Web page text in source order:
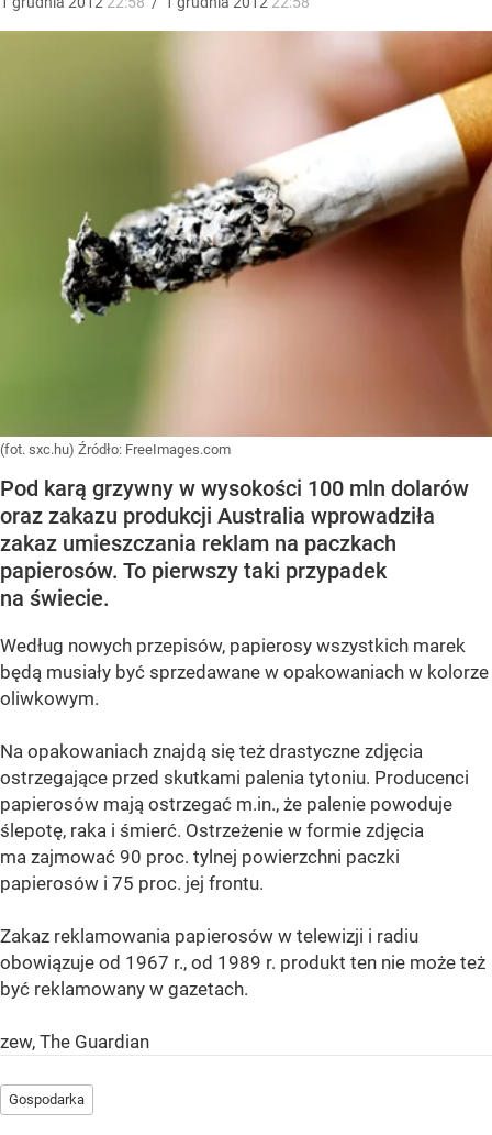
(fot. sxc.hu) Źródło: FreeImages.com
Pod karą grzywny w wysokości 100 mln dolarów
oraz zakazu produkcji Australia wprowadziła
zakaz umieszczania reklam na paczkach
papierosów. To pierwszy taki przypadek
na świecie.
Według nowych przepisów, papierosy wszystkich marek
będą musiały być sprzedawane w opakowaniach w kolorze
oliwkowym.
Na opakowaniach znajdą się też drastyczne zdjęcia
ostrzegające przed skutkami palenia tytoniu. Producenci
papierosów mają ostrzegać m.in., że palenie powoduje
ślepotę, raka i śmierć. Ostrzeżenie w formie zdjęcia
ma zajmować 90 proc. tylnej powierzchni paczki
papierosów i 75 proc. jej frontu.
Zakaz reklamowania papierosów w telewizji i radiu
obowiązuje od 1967 r., od 1989 r. produkt ten nie może też
być reklamowany w gazetach.
zew, The Guardian
Gospodarka